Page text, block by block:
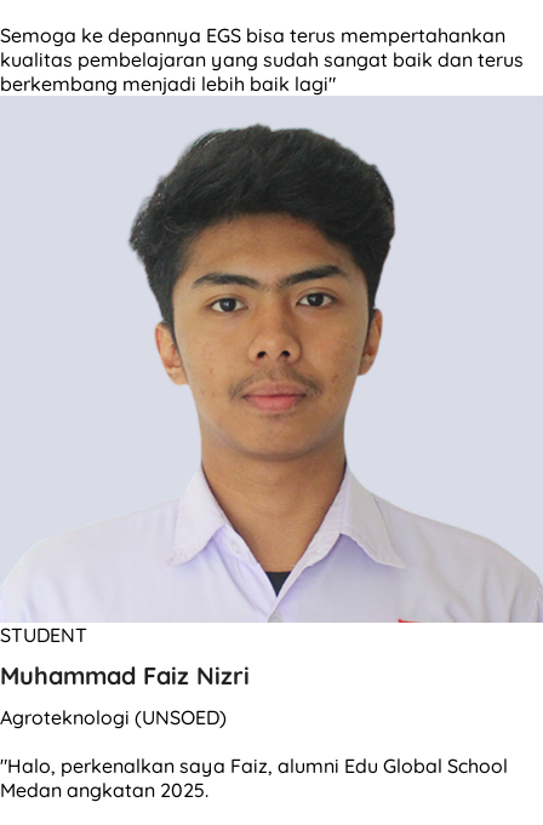
Semoga ke depannya EGS bisa terus mempertahankan
kualitas pembelajaran yang sudah sangat baik dan terus
berkembang menjadi lebih baik lagi"
STUDENT
Muhammad Faiz Nizri
Agroteknologi (UNSOED)
"Halo, perkenalkan saya Faiz, alumni Edu Global School
Medan angkatan 2025.